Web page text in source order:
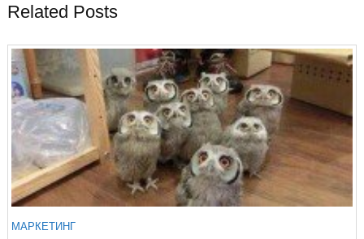
Related Posts
МАРКЕТИНГ